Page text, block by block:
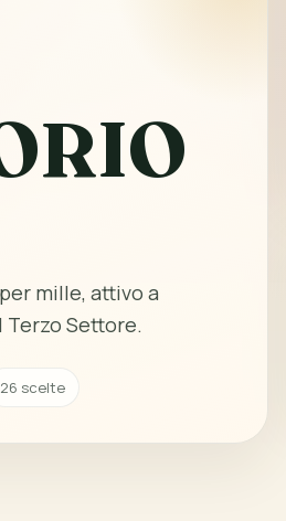
mille, attivo a
Settore.
26 scelte